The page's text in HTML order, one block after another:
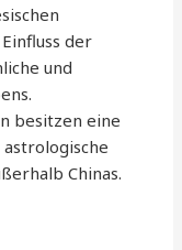
der
und
besitzen eine
Chinas.